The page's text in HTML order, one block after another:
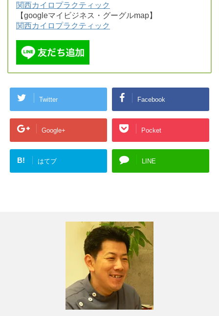
関西カイロプラクティック
【googleマイビジネス・グーグルmap】
関西カイロプラクティック
Twitter Facebook
Google+ Pocket
B! はてブ LINE